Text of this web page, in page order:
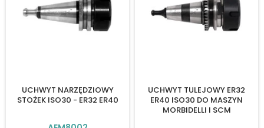
UCHWYT NARZĘDZIOWY
STOŻEK ISO30 - ER32 ER40
UCHWYT TULEJOWY ER32
ER40 ISO30 DO MASZYN
MORBIDELLI I SCM